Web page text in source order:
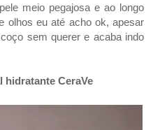
meio pegajosa e ao longo
olhos eu até acho ok, apesar
sem querer e acaba indo
hidratante CeraVe